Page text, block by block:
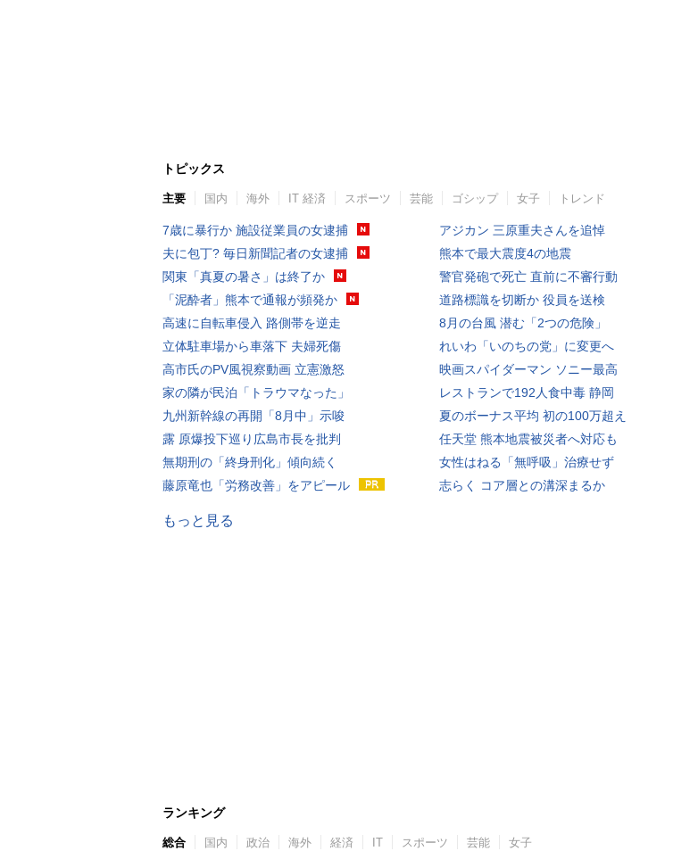
トピックス
主要 国内 海外 IT 経済 スポーツ 芸能 ゴシップ 女子 トレンド
7歳に暴行か 施設従業員の女逮捕
夫に包丁? 毎日新聞記者の女逮捕
関東「真夏の暑さ」は終了か
「泥酔者」熊本で通報が頻発か
高速に自転車侵入 路側帯を逆走
立体駐車場から車落下 夫婦死傷
高市氏のPV風視察動画 立憲激怒
家の隣が民泊「トラウマなった」
九州新幹線の再開「8月中」示唆
露 原爆投下巡り広島市長を批判
無期刑の「終身刑化」傾向続く
藤原竜也「労務改善」をアピール
アジカン 三原重夫さんを追悼
熊本で最大震度4の地震
警官発砲で死亡 直前に不審行動
道路標識を切断か 役員を送検
8月の台風 潜む「2つの危険」
れいわ「いのちの党」に変更へ
映画スパイダーマン ソニー最高
レストランで192人食中毒 静岡
夏のボーナス平均 初の100万超え
任天堂 熊本地震被災者へ対応も
女性はねる「無呼吸」治療せず
志らく コア層との溝深まるか
もっと見る
ランキング
総合 国内 政治 海外 経済 IT スポーツ 芸能 女子